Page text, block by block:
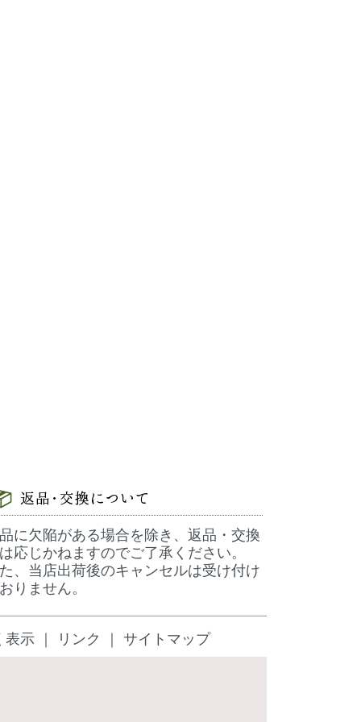
に欠陥がある場合を除き、返品・交換
応じかねますのでご了承ください。
、当店出荷後のキャンセルは受け付け
りません。
表示 ｜ リンク ｜ サイトマップ